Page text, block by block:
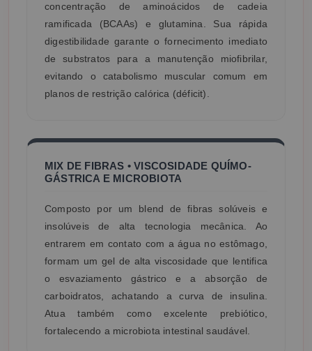
concentração de aminoácidos de cadeia
ramificada (BCAAs) e glutamina. Sua rápida
digestibilidade garante o fornecimento imediato
de substratos para a manutenção miofibrilar,
evitando o catabolismo muscular comum em
planos de restrição calórica (déficit).
MIX DE FIBRAS • VISCOSIDADE QUÍMO-
GÁSTRICA E MICROBIOTA
Composto por um blend de fibras solúveis e
insolúveis de alta tecnologia mecânica. Ao
entrarem em contato com a água no estômago,
formam um gel de alta viscosidade que lentifica
o esvaziamento gástrico e a absorção de
carboidratos, achatando a curva de insulina.
Atua também como excelente prebiótico,
fortalecendo a microbiota intestinal saudável.